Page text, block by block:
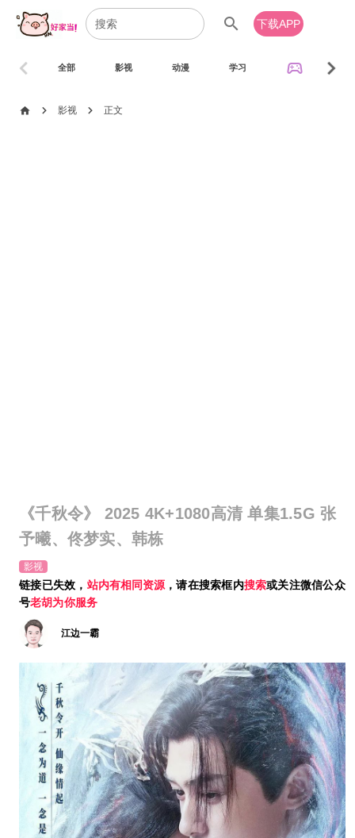
search 下载APP
全部 影视 动漫 学习 sports_esports
chevron_left chevron_right
home chevron_right 影视 chevron_right 正文
《千秋令》 2025 4K+1080高清 单集1.5G 张
予曦、佟梦实、韩栋
影视
链接已失效， 站内有相同资源 ，请在搜索框内搜索或关注微信公众
号老胡为你服务
江边一霸